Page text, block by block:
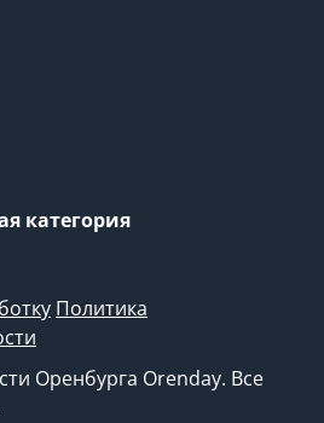
категория
Политика
Оренбурга Orenday. Все